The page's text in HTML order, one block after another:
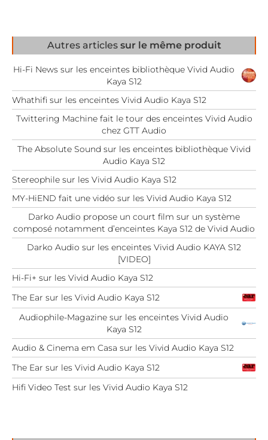
Autres articles sur le même produit
Hi-Fi News sur les enceintes bibliothèque Vivid Audio
Kaya S12
Whathifi sur les enceintes Vivid Audio Kaya S12
Twittering Machine fait le tour des enceintes Vivid Audio
chez GTT Audio
The Absolute Sound sur les enceintes bibliothèque Vivid
Audio Kaya S12
Stereophile sur les Vivid Audio Kaya S12
MY-HiEND fait une vidéo sur les Vivid Audio Kaya S12
Darko Audio propose un court film sur un système
composé notamment d’enceintes Kaya S12 de Vivid Audio
Darko Audio sur les enceintes Vivid Audio KAYA S12
[VIDEO]
Hi-Fi+ sur les Vivid Audio Kaya S12
The Ear sur les Vivid Audio Kaya S12
Audiophile-Magazine sur les enceintes Vivid Audio
Kaya S12
Audio & Cinema em Casa sur les Vivid Audio Kaya S12
The Ear sur les Vivid Audio Kaya S12
Hifi Video Test sur les Vivid Audio Kaya S12